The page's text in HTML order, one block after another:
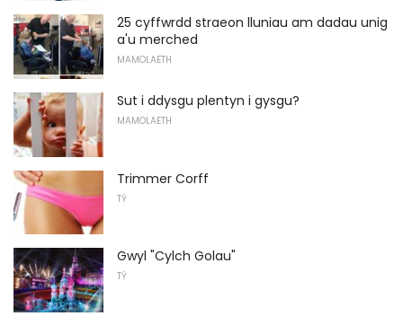
25 cyffwrdd straeon lluniau am dadau unig
a'u merched
MAMOLAETH
Sut i ddysgu plentyn i gysgu?
MAMOLAETH
Trimmer Corff
TŶ
Gwyl "Cylch Golau"
TŶ